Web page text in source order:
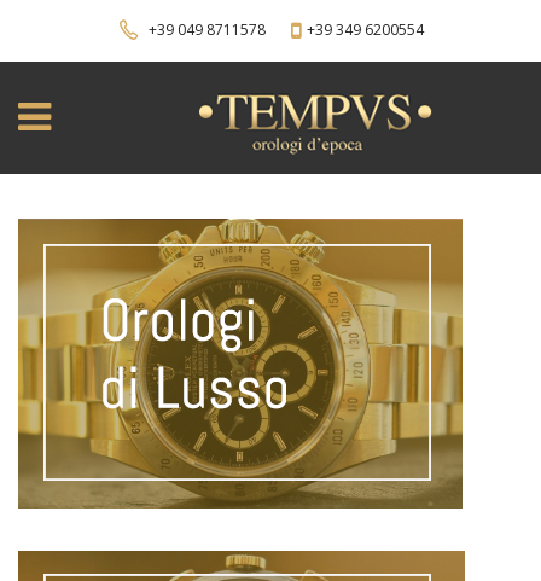
+39 049 8711578 +39 349 6200554